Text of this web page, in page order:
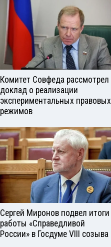
Комитет Совфеда рассмотрел
доклад о реализации
экспериментальных правовых
режимов
Сергей Миронов подвел итоги
работы «Справедливой
России» в Госдуме VIII созыва